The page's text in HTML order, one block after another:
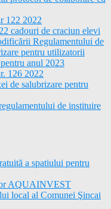
122 2022
cadouri de craciun elevi
Regulamentului de
pentru utilizatorii
anul 2023
126 2022
de salubrizare pentru
de instituire
a spatiului pentru
AQUAINVEST
local al Comunei Şincai